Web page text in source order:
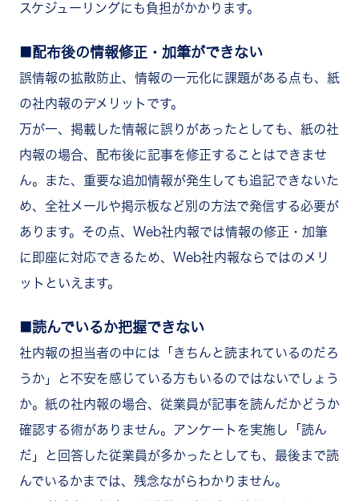
スケジューリングにも負担がかかります。
配布後の情報修正・加筆ができない
誤情報の拡散防止、情報の一元化に課題がある点も、紙
の社内報のデメリットです。
万が一、掲載した情報に誤りがあったとしても、紙の社
内報の場合、配布後に記事を修正することはできませ
ん。また、重要な追加情報が発生しても追記できないた
め、全社メールや掲示板など別の方法で発信する必要が
あります。その点、Web社内報では情報の修正・加筆
に即座に対応できるため、Web社内報ならではのメリ
ットといえます。
読んでいるか把握できない
社内報の担当者の中には「きちんと読まれているのだろ
うか」と不安を感じている方もいるのではないでしょう
か。紙の社内報の場合、従業員が記事を読んだかどうか
確認する術がありません。アンケートを実施し「読ん
だ」と回答した従業員が多かったとしても、最後まで読
んでいるかまでは、残念ながらわかりません。